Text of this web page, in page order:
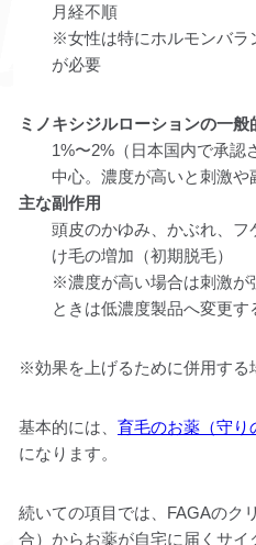
月経不順
※女性は特にホルモンバラ
が必要
ミノキシジルローションの一般
1%〜2%（日本国内で承認
中心。濃度が高いと刺激や
主な副作用
頭皮のかゆみ、かぶれ、
け毛の増加（初期脱毛）
※濃度が高い場合は刺激が
ときは低濃度製品へ変更す
※効果を上げるために併用する
基本的には、 育毛のお薬（守り
になります。
続いての項目では、FAGAのク
合）からお薬が自宅に届くサイ